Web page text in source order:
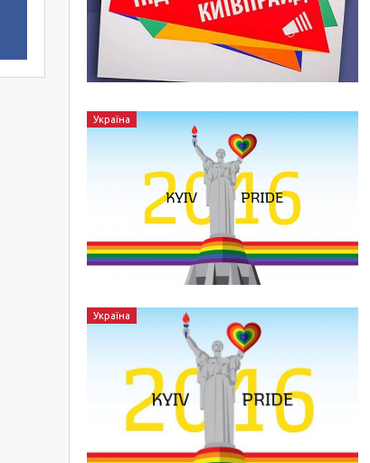
Україна
Україна